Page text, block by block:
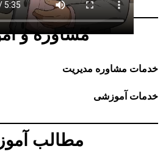
مشاوره و
خدمات مشاوره مدیریت
خدمات آموزشی
مطالب